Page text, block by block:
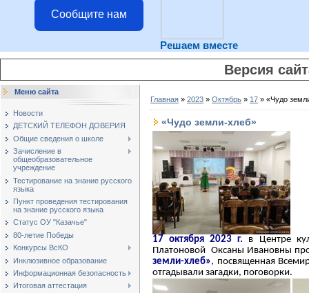
Сообщите нам
Решаем вместе
Версия
Меню сайта
Новости
ДЕТСКИЙ ТЕЛЕФОН ДОВЕРИЯ
Общие сведения о школе
Зачисление в
общеобразовательное
учреждение
Тестирование на знание русского
языка
Пункт проведения тестирования
на знание русского языка
Статус ОУ "Казачье"
80-летие Победы
Конкурсы ВсКО
Инклюзивное образование
Информационная безопасность
Итоговая аттестация
Главная » 2023 » Октябрь » 17 » «Чудо
«Чудо земли-хлеб»
17 октября 2023 г. в Центре
Платоновой Оксаны Ивановны
земли-хлеб», посвященная
отгадывали загадки, поговорки.